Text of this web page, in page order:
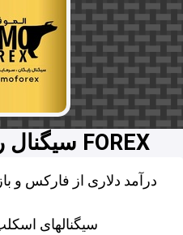
سیگنال رایگان المو فارکس FOREX
درآمد دلاری از فارکس و
سیگنالهای